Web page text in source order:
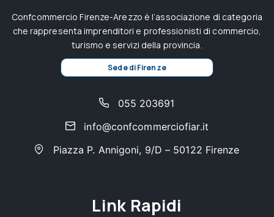
Confcommercio Firenze-Arezzo è l’associazione di categoria
che rappresenta imprenditori e professionisti di commercio,
turismo e servizi della provincia.
Sede di Firenze
055 203691
info@confcommerciofiar.it
Piazza P. Annigoni, 9/D – 50122 Firenze
Link Rapidi